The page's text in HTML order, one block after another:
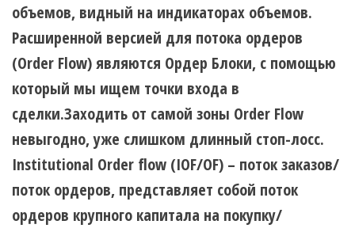
объемов, видный на индикаторах объемов.
Расширенной версией для потока ордеров
(Order Flow) являются Ордер Блоки, с помощью
который мы ищем точки входа в
сделки.Заходить от самой зоны Order Flow
невыгодно, уже слишком длинный стоп-лосс.
Institutional Order flow (IOF/OF) – поток заказов/
поток ордеров, представляет собой поток
ордеров крупного капитала на покупку/